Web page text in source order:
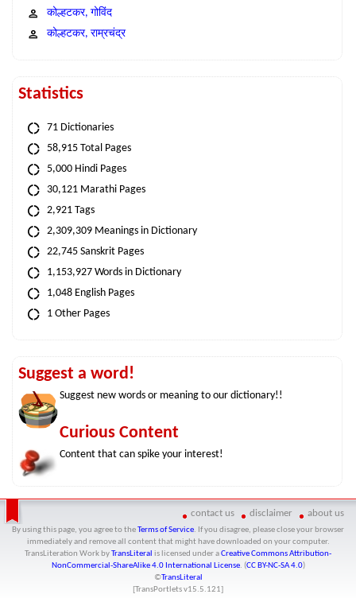
कोल्हटकर, गोविंद
कोल्हटकर, राम्रचंद्र
Statistics
71 Dictionaries
58,915 Total Pages
5,000 Hindi Pages
30,121 Marathi Pages
2,921 Tags
2,309,309 Meanings in Dictionary
22,745 Sanskrit Pages
1,153,927 Words in Dictionary
1,048 English Pages
1 Other Pages
Suggest a word!
Suggest new words or meaning to our dictionary!!
Curious Content
Content that can spike your interest!
contact us disclaimer about us
By using this page, you agree to the Terms of Service. If you disagree, please close your browser
immediately and remove all content that might have downloaded on your computer.
TransLiteration Workby TransLiteral is licensed under aCreative Commons Attribution-
NonCommercial-ShareAlike 4.0 International License. (CC BY-NC-SA 4.0)
©TransLiteral
[TransPortlets v15.5.121